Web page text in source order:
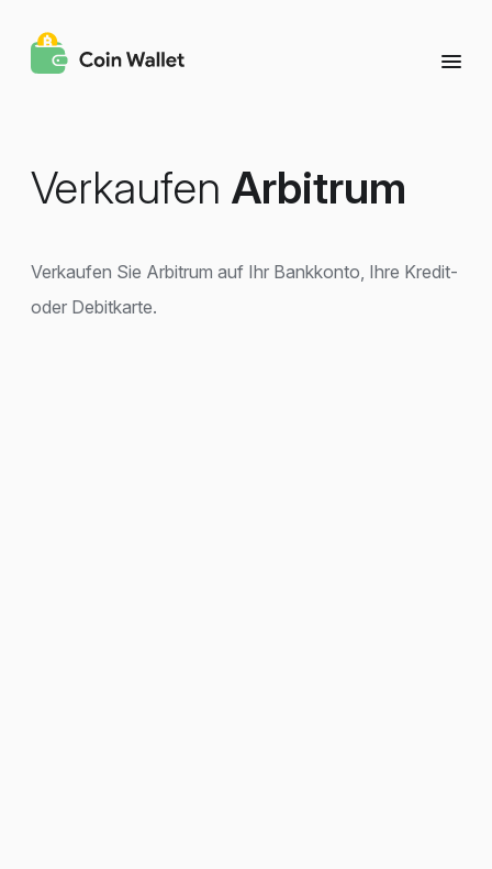
Verkaufen Arbitrum
Verkaufen Sie Arbitrum auf Ihr Bankkonto, Ihre Kredit-
oder Debitkarte.